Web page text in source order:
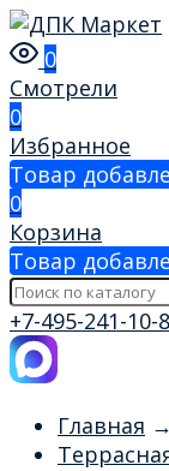
0
Смотрели
0
Избранное
Товар
0
Корзина
Товар
+7-495-241-10-
Главная →